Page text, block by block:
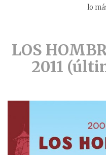
lo
LOS
2011